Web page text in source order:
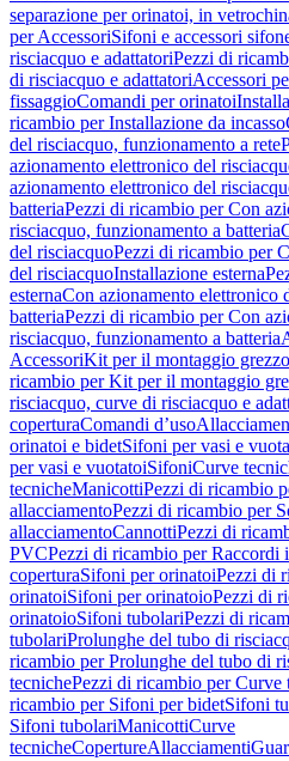
separazione per orinatoi, in
per AccessoriSifoni e accessori
risciacquo e adattatoriPezzi di
di risciacquo e adattatoriAccessori
fissaggioComandi per orinatoi
ricambio per Installazione da incasso
del risciacquo, funzionamento a rete
azionamento elettronico del
azionamento elettronico del
batteriaPezzi di ricambio per Con
risciacquo, funzionamento a batteria
del risciacquoPezzi di ricambio per
del risciacquoInstallazione esterna
esternaCon azionamento elettronico
batteriaPezzi di ricambio per Con
risciacquo, funzionamento a batteria
AccessoriKit per il montaggio
ricambio per Kit per il montaggio
risciacquo, curve di risciacquo e
coperturaComandi d’uso
orinatoi e bidetSifoni per vasi e
per vasi e vuotatoiSifoniCurve
tecnicheManicottiPezzi di ricambio
allacciamentoPezzi di ricambio per
allacciamentoCannottiPezzi di
PVCPezzi di ricambio per Raccordi
coperturaSifoni per orinatoiPezzi di
orinatoiSifoni per orinatoioPezzi di
orinatoioSifoni tubolariPezzi di
tubolariProlunghe del tubo di
ricambio per Prolunghe del tubo di
tecnichePezzi di ricambio per Curve
ricambio per Sifoni per bidetSifoni
Sifoni tubolariManicottiCurve
tecnicheCopertureAllacciamenti